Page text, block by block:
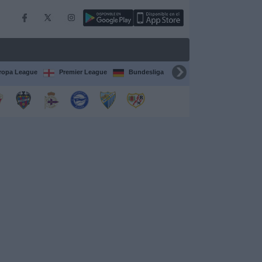
League Premier League Bundesliga Supercopa de España